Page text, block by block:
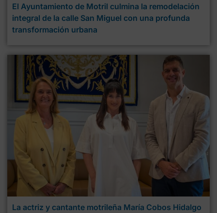
El Ayuntamiento de Motril culmina la remodelación
integral de la calle San Miguel con una profunda
transformación urbana
La actriz y cantante motrileña María Cobos Hidalgo